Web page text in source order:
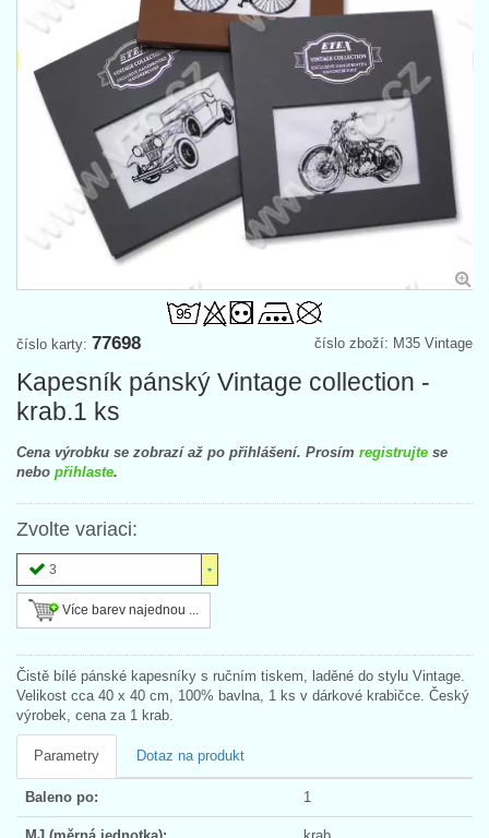
číslo zboží: M35 Vintage
číslo karty: 77698
Kapesník pánský Vintage collection -
krab.1 ks
Cena výrobku se zobrazí až po přihlášení. Prosím registrujte se
nebo přihlaste.
Zvolte variaci:
3
Více barev najednou ...
Čistě bílé pánské kapesníky s ručním tiskem, laděné do stylu Vintage.
Velikost cca 40 x 40 cm, 100% bavlna, 1 ks v dárkové krabičce. Český
výrobek, cena za 1 krab.
Parametry Dotaz na produkt
Baleno po: 1
MJ (měrná jednotka): krab